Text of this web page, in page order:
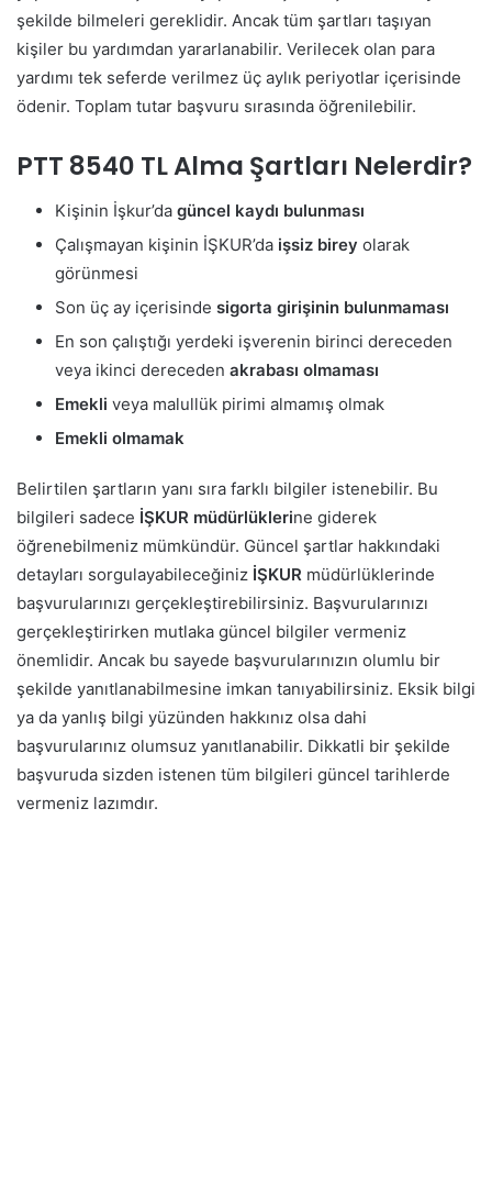
şekilde bilmeleri gereklidir. Ancak tüm şartları taşıyan
kişiler bu yardımdan yararlanabilir. Verilecek olan para
yardımı tek seferde verilmez üç aylık periyotlar içerisinde
ödenir. Toplam tutar başvuru sırasında öğrenilebilir.
PTT 8540 TL Alma Şartları Nelerdir?
Kişinin İşkur’da güncel kaydı bulunması
Çalışmayan kişinin İŞKUR’da işsiz birey olarak
görünmesi
Son üç ay içerisinde sigorta girişinin bulunmaması
En son çalıştığı yerdeki işverenin birinci dereceden
veya ikinci dereceden akrabası olmaması
Emekli veya malullük pirimi almamış olmak
Emekli olmamak
Belirtilen şartların yanı sıra farklı bilgiler istenebilir. Bu
bilgileri sadece İŞKUR müdürlüklerine giderek
öğrenebilmeniz mümkündür. Güncel şartlar hakkındaki
detayları sorgulayabileceğiniz İŞKUR müdürlüklerinde
başvurularınızı gerçekleştirebilirsiniz. Başvurularınızı
gerçekleştirirken mutlaka güncel bilgiler vermeniz
önemlidir. Ancak bu sayede başvurularınızın olumlu bir
şekilde yanıtlanabilmesine imkan tanıyabilirsiniz. Eksik bilgi
ya da yanlış bilgi yüzünden hakkınız olsa dahi
başvurularınız olumsuz yanıtlanabilir. Dikkatli bir şekilde
başvuruda sizden istenen tüm bilgileri güncel tarihlerde
vermeniz lazımdır.